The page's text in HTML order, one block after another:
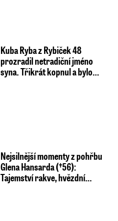
Kuba Ryba z Rybiček 48
prozradil netradiční jméno
syna. Třikrát kopnul a bylo…
Nejsilnější momenty z pohřbu
Glena Hansarda (†56):
Tajemství rakve, hvězdní…